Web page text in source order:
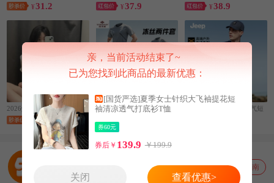
¥31.2
T恤短袖 ¥37.9
纯棉宽松潮牌爆款
¥38.9
2026爆款美式高街风印花短
袖T恤
¥19.9
俞兆林男士运动套装冰丝两
件套
男士户外速干透气短
山东 济南
亲，当前活动结束了~
已为您找到此商品的最新优惠：
[国货严选]夏季女士针织大飞袖提花短
袖清凉透气打底衫T恤
券60元
券后￥ 139.9 ￥199.9
关闭 查看优惠>